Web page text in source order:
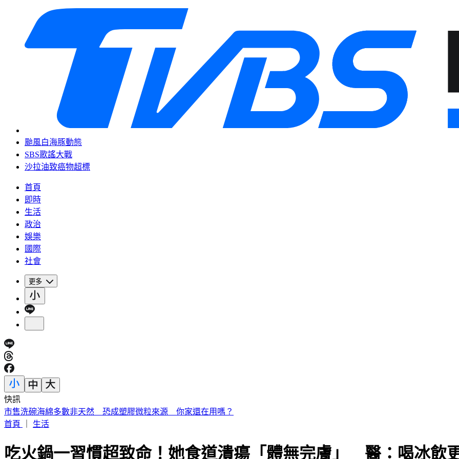
颱風白海豚動態
SBS歌謠大戰
沙拉油致癌物超標
首頁
即時
生活
政治
娛樂
國際
社會
更多
快訊
《夏日活動》花蓮FUN暑假 即將成真火舞秀 加碼重現
首頁
生活
吃火鍋一習慣超致命！她食道潰瘍「體無完膚」 醫：喝冰飲